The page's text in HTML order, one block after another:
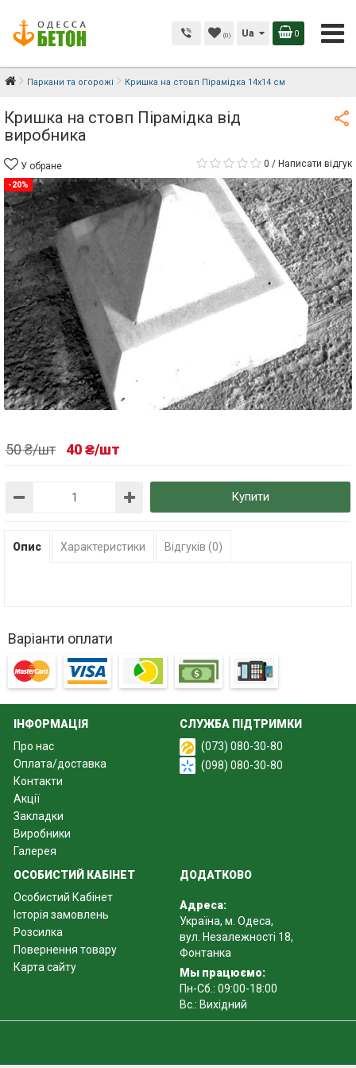
(0) Ua 0
Паркани та огорожі Кришка на стовп Пірамідка 14х14 см
Кришка на стовп Пірамідка від
виробника
У обране 0 / Написати відгук
-20%
50 ₴/шт 40 ₴/шт
Купити
Опис Характеристики Відгуків (0)
Варіанти оплати
ІНФОРМАЦІЯ
Про нас
Оплата/доставка
Контакти
Акції
Закладки
Виробники
Галерея
СЛУЖБА ПІДТРИМКИ
(073) 080-30-80
(098) 080-30-80
ОСОБИСТИЙ КАБІНЕТ
Особистий Кабінет
Історія замовлень
Розсилка
Повернення товару
Карта сайту
ДОДАТКОВО
Адреса:
Україна, м. Одеса,
вул. Незалежності 18,
Фонтанка
Мы працюємо:
Пн-Сб.: 09:00-18:00
Вс.: Вихідний